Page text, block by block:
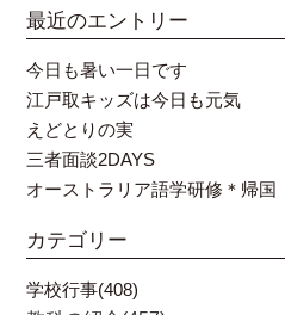
最近のエントリー
今日も暑い一日です
江戸取キッズは今日も元気
えどとりの実
三者面談2DAYS
オーストラリア語学研修＊帰国
カテゴリー
学校行事(408)